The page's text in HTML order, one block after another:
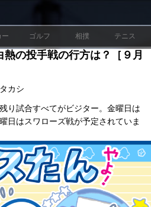
ー ゴルフ 相撲 テニス
の投手戦の行方は？［９月
カシ
り試合すべてがビジター。金曜日は
日はスワローズ戦が予定されていま